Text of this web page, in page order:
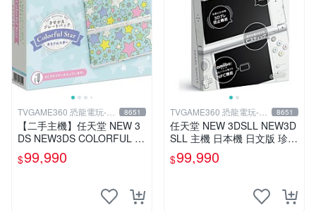
TVGAME360 恐龍電玩-台
中店
8651
【二手主機】任天堂 NEW 3
DS NEW3DS COLORFUL S
TAR 日規機 七彩星星 限量版
附原廠充電器
$99,990
TVGAME360 恐龍電玩-台
中店
8651
任天堂 NEW 3DSLL NEW3D
SLL 主機 日本機 日文版 珍珠
白【台中恐龍電玩】
$99,990